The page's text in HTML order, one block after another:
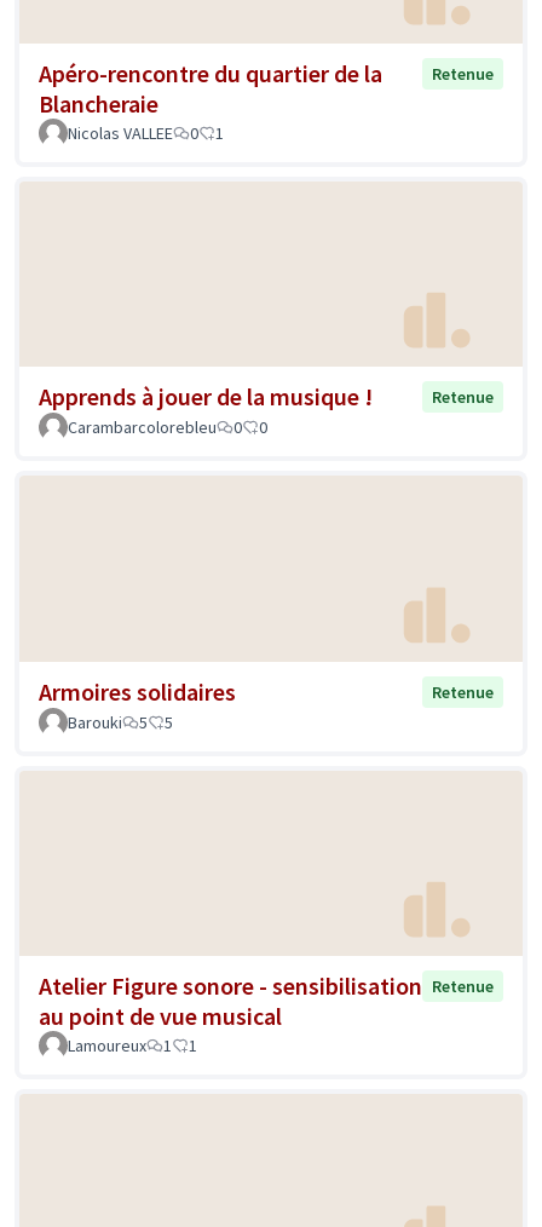
Apéro-rencontre du quartier de la
Blancheraie
Retenue
Nicolas VALLEE 0 1
Apprends à jouer de la musique !
Retenue
Carambarcolorebleu
0 0
Armoires solidaires
Retenue
Barouki
5 5
Atelier Figure sonore - sensibilisation
au point de vue musical
Retenue
Lamoureux 1 1